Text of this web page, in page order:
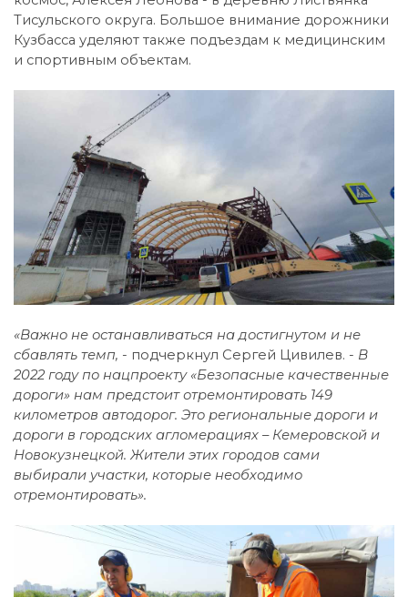
Тисульского округа. Большое внимание дорожники
Кузбасса уделяют также подъездам к медицинским
и спортивным объектам.
«Важно не останавливаться на достигнутом и не
сбавлять темп, - подчеркнул Сергей Цивилев. - В
2022 году по нацпроекту «Безопасные качественные
дороги» нам предстоит отремонтировать 149
километров автодорог. Это региональные дороги и
дороги в городских агломерациях – Кемеровской и
Новокузнецкой. Жители этих городов сами
выбирали участки, которые необходимо
отремонтировать».